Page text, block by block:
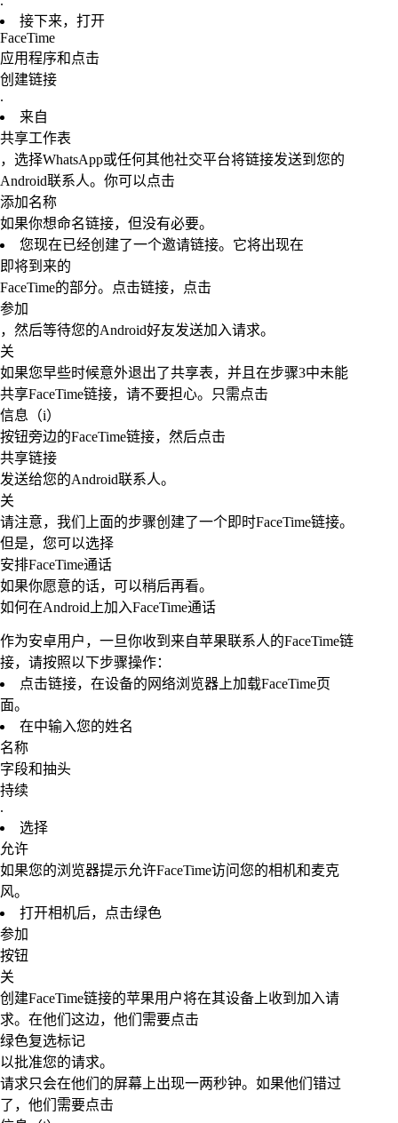
接下来，打开
FaceTime
应用程序和点击
创建链接
.
来自
共享工作表
，选择WhatsApp或任何其他社交平台将链接发送到您的
Android联系人。你可以点击
添加名称
如果你想命名链接，但没有必要。
您现在已经创建了一个邀请链接。它将出现在
即将到来的
FaceTime的部分。点击链接，点击
参加
，然后等待您的Android好友发送加入请求。
关
如果您早些时候意外退出了共享表，并且在步骤3中未能
共享FaceTime链接，请不要担心。只需点击
信息（i）
按钮旁边的FaceTime链接，然后点击
共享链接
发送给您的Android联系人。
关
请注意，我们上面的步骤创建了一个即时FaceTime链接。
但是，您可以选择
安排FaceTime通话
如果你愿意的话，可以稍后再看。
如何在Android上加入FaceTime通话
作为安卓用户，一旦你收到来自苹果联系人的FaceTime链
接，请按照以下步骤操作：
点击链接，在设备的网络浏览器上加载FaceTime页
面。
在中输入您的姓名
名称
字段和抽头
持续
.
选择
允许
如果您的浏览器提示允许FaceTime访问您的相机和麦克
风。
打开相机后，点击绿色
参加
按钮
关
创建FaceTime链接的苹果用户将在其设备上收到加入请
求。在他们这边，他们需要点击
绿色复选标记
以批准您的请求。
请求只会在他们的屏幕上出现一两秒钟。如果他们错过
了，他们需要点击